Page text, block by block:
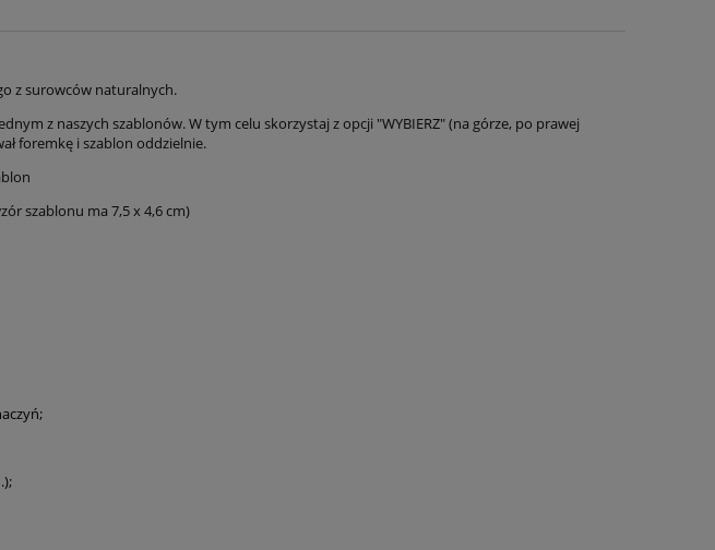
z surowców naturalnych.
z naszych szablonów. W tym celu skorzystaj z opcji "WYBIERZ" (na górze, po prawej
foremkę i szablon oddzielnie.
szablonu ma 7,5 x 4,6 cm)